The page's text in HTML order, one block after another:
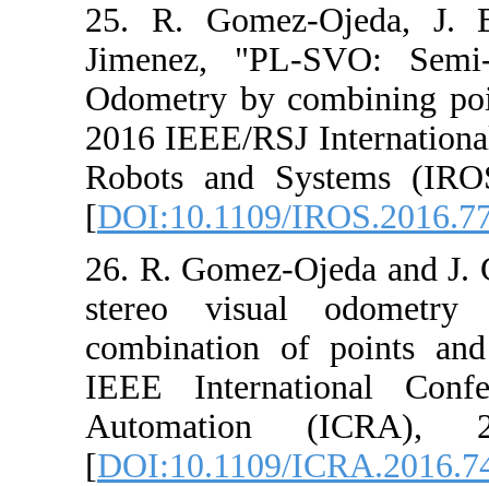
25. R.
Jimenez,
Odometry by
2016 IEEE/
Robots and
[DOI:10.1109/
26. R. Gomez-
stereo
combination
IEEE
[DOI:10.1109/